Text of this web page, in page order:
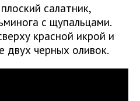
салатник,
с щупальцами.
красной икрой и
двух черных оливок.